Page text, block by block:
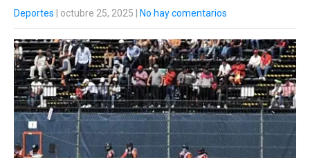
Deportes | octubre 25, 2025 No hay comentarios